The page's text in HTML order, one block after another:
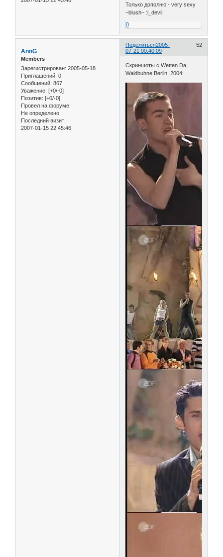
Только дополню - very sexy
~blush~ :i_devil:
0
Поделиться 52
2005-
07-21 00:40:09
AnnG
Members
Зарегистрирован: 2005-05-18
Приглашений: 0
Сообщений: 867
Уважение: [+0/-0]
Позитив: [+0/-0]
Провел на форуме:
Не определено
Последний визит:
2007-01-15 22:45:46
Скриншоты с Wetten Da,
Waldbuhne Berlin, 2004: